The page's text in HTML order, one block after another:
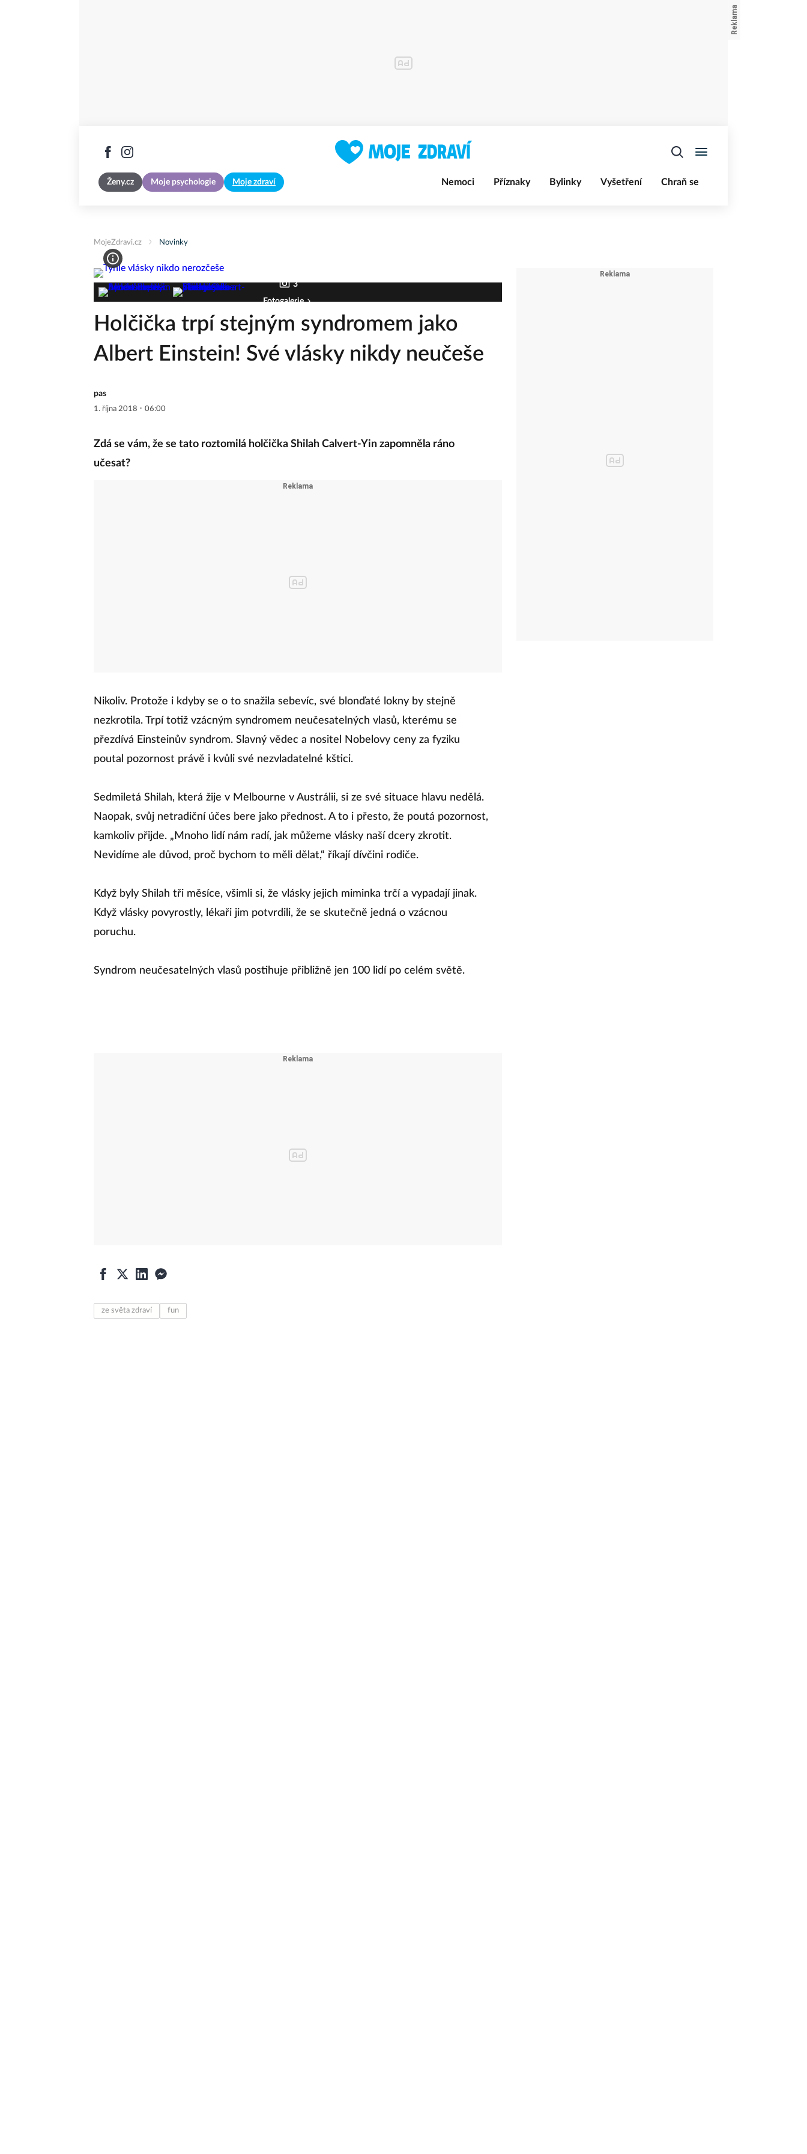
Ženy.cz Moje psychologie Moje zdraví Nemoci Příznaky Bylinky Vyšetření Chraň se
MojeZdravi.cz Novinky
3
Fotogalerie
Holčička trpí stejným syndromem jako
Albert Einstein! Své vlásky nikdy neučeše
pas
1. října 2018 · 06:00
Zdá se vám, že se tato roztomilá holčička Shilah Calvert-Yin zapomněla ráno
učesat?
Nikoliv. Protože i kdyby se o to snažila sebevíc, své blonďaté lokny by stejně
nezkrotila. Trpí totiž vzácným syndromem neučesatelných vlasů, kterému se
přezdívá Einsteinův syndrom. Slavný vědec a nositel Nobelovy ceny za fyziku
poutal pozornost právě i kvůli své nezvladatelné kštici.
Sedmiletá Shilah, která žije v Melbourne v Austrálii, si ze své situace hlavu nedělá.
Naopak, svůj netradiční účes bere jako přednost. A to i přesto, že poutá pozornost,
kamkoliv přijde. „Mnoho lidí nám radí, jak můžeme vlásky naší dcery zkrotit.
Nevidíme ale důvod, proč bychom to měli dělat,“ říkají dívčini rodiče.
Když byly Shilah tři měsíce, všimli si, že vlásky jejich miminka trčí a vypadají jinak.
Když vlásky povyrostly, lékaři jim potvrdili, že se skutečně jedná o vzácnou
poruchu.
Syndrom neučesatelných vlasů postihuje přibližně jen 100 lidí po celém světě.
ze světa zdraví fun